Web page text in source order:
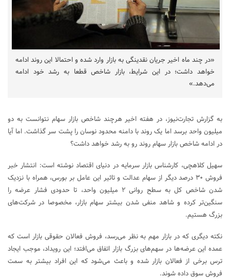
«در چند ماه اخیر جریان نقدینگی به بازار وارد شده و احتمالا این روند ادامه
خواهد داشت؛ در این شرایط، بازار شاخص قطعا به رشد خود ادامه
می‌دهد.»
به گزارش تجارت‌نیوز، در هفته اخیر هرچند شاخص بازار سهام نتوانست به دو
میلیون واحد برسد اما یک روند با دامنه محدود نوسان را پشت سر گذاشت. اما آیا
در ادامه شاخص بازار سهام روند رو به رشد خواهد داشت؟
سهیل کلاهچی، کارشناس بازار سرمایه در دنیای اقتصاد نوشته است: انتشار خبر
فروش ۳۰ درصد دیگر از سهام عدالت و تاثیر این عامل بر بورس، همراه با نزدیک
شدن شاخص کل به سطح روانی ۲ میلیون واحد، تا حدودی فشار عرضه را
سنگین‌تر کرده و شاهد منفی شدن بیشتر سهام بازار، مخصوصا در شرکت‌های
بزرگ هستیم.
نکته دیگری که در بازار مهم به نظر می‌رسد، فروش فعالان حقوقی بازار است که
عمده این عرضه‌ها در سهم‌های بزرگ بازار اتفاق می‌افتد؛ این رویداد، موجب ایجاد
ترس برخی از فعالان بازار شده و باعث می‌شود که این افراد بیشتر به سمت
فروش سوق داده شوند.